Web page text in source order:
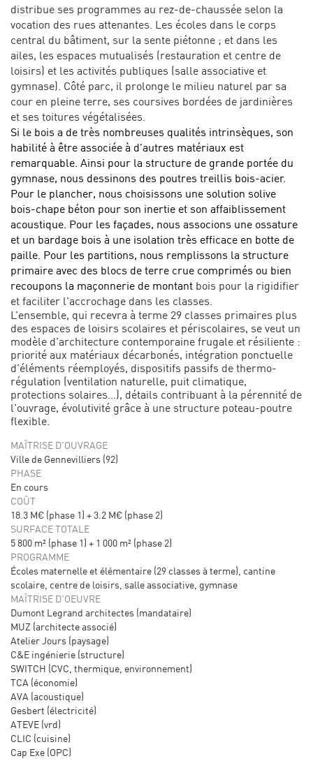
distribue ses programmes au rez-de-chaussée selon la
vocation des rues attenantes. Les écoles dans le corps
central du bâtiment, sur la sente piétonne ; et dans les
ailes, les espaces mutualisés (restauration et centre de
loisirs) et les activités publiques (salle associative et
gymnase). Côté parc, il prolonge le milieu naturel par sa
cour en pleine terre, ses coursives bordées de jardinières
et ses toitures végétalisées.
Si le bois a de très nombreuses qualités intrinsèques, son
habilité à être associée à d’autres matériaux est
remarquable. Ainsi pour la structure de grande portée du
gymnase, nous dessinons des poutres treillis bois-acier.
Pour le plancher, nous choisissons une solution solive
bois-chape béton pour son inertie et son affaiblissement
acoustique. Pour les façades, nous associons une ossature
et un bardage bois à une isolation très efficace en botte de
paille. Pour les partitions, nous remplissons la structure
primaire avec des blocs de terre crue comprimés ou bien
recoupons la maçonnerie de montant bois pour la rigidifier
et faciliter l’accrochage dans les classes.
L’ensemble, qui recevra à terme 29 classes primaires plus
des espaces de loisirs scolaires et périscolaires, se veut un
modèle d’architecture contemporaine frugale et résiliente :
priorité aux matériaux décarbonés, intégration ponctuelle
d’éléments réemployés, dispositifs passifs de thermo-
régulation (ventilation naturelle, puit climatique,
protections solaires...), détails contribuant à la pérennité de
l’ouvrage, évolutivité grâce à une structure poteau-poutre
flexible.
MAÎTRISE D'OUVRAGE
Ville de Gennevilliers (92)
PHASE
En cours
COÛT
18.3 M€ (phase 1) + 3.2 M€ (phase 2)
SURFACE TOTALE
5 800 m² (phase 1) + 1 000 m² (phase 2)
PROGRAMME
Écoles maternelle et élémentaire (29 classes à terme), cantine
scolaire, centre de loisirs, salle associative, gymnase
MAÎTRISE D'OEUVRE
Dumont Legrand architectes (mandataire)
MUZ (architecte associé)
Atelier Jours (paysage)
C&E ingénierie (structure)
SWITCH (CVC, thermique, environnement)
TCA (économie)
AVA (acoustique)
Gesbert (électricité)
ATEVE (vrd)
CLIC (cuisine)
Cap Exe (OPC)